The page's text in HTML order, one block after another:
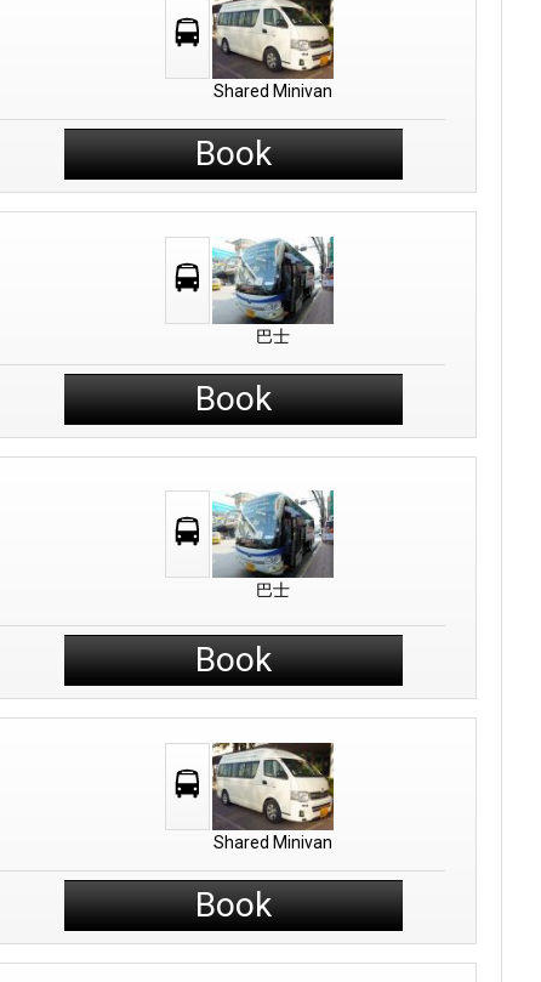
Shared Minivan
Book
巴士
Book
巴士
Book
Shared Minivan
Book